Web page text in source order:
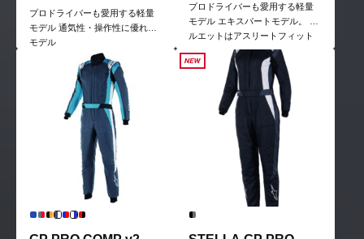
プロドライバーも愛用する軽量
モデル 通気性・操作性に優れた
モデル
プロドライバーも愛用する軽量
モデル エキスパートモデル。 シ
ルエットはアスリートフィット
だが柔軟性が高い。